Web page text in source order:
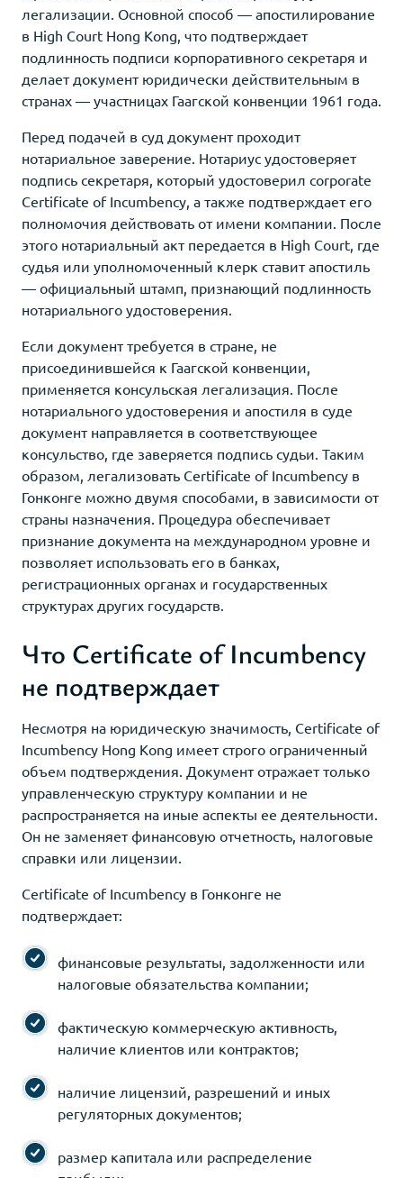
легализации. Основной способ — апостилирование
в High Court Hong Kong, что подтверждает
подлинность подписи корпоративного секретаря и
делает документ юридически действительным в
странах — участницах Гаагской конвенции 1961 года.
Перед подачей в суд документ проходит
нотариальное заверение. Нотариус удостоверяет
подпись секретаря, который удостоверил corporate
Certificate of Incumbency, а также подтверждает его
полномочия действовать от имени компании. После
этого нотариальный акт передается в High Court, где
судья или уполномоченный клерк ставит апостиль
— официальный штамп, признающий подлинность
нотариального удостоверения.
Если документ требуется в стране, не
присоединившейся к Гаагской конвенции,
применяется консульская легализация. После
нотариального удостоверения и апостиля в суде
документ направляется в соответствующее
консульство, где заверяется подпись судьи. Таким
образом, легализовать Certificate of Incumbency в
Гонконге можно двумя способами, в зависимости от
страны назначения. Процедура обеспечивает
признание документа на международном уровне и
позволяет использовать его в банках,
регистрационных органах и государственных
структурах других государств.
Что Certificate of Incumbency
не подтверждает
Несмотря на юридическую значимость, Certificate of
Incumbency Hong Kong имеет строго ограниченный
объем подтверждения. Документ отражает только
управленческую структуру компании и не
распространяется на иные аспекты ее деятельности.
Он не заменяет финансовую отчетность, налоговые
справки или лицензии.
Certificate of Incumbency в Гонконге не
подтверждает:
финансовые результаты, задолженности или
налоговые обязательства компании;
фактическую коммерческую активность,
наличие клиентов или контрактов;
наличие лицензий, разрешений и иных
регуляторных документов;
размер капитала или распределение